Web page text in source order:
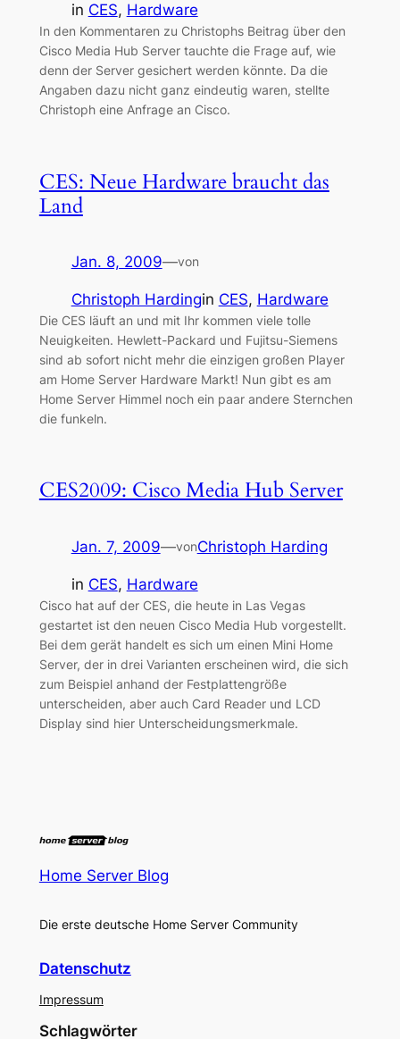
in CES, Hardware
In den Kommentaren zu Christophs Beitrag über den
Cisco Media Hub Server tauchte die Frage auf, wie
denn der Server gesichert werden könnte. Da die
Angaben dazu nicht ganz eindeutig waren, stellte
Christoph eine Anfrage an Cisco.
CES: Neue Hardware braucht das
Land
Jan. 8, 2009—von
Christoph Hardingin CES, Hardware
Die CES läuft an und mit Ihr kommen viele tolle
Neuigkeiten. Hewlett-Packard und Fujitsu-Siemens
sind ab sofort nicht mehr die einzigen großen Player
am Home Server Hardware Markt! Nun gibt es am
Home Server Himmel noch ein paar andere Sternchen
die funkeln.
CES2009: Cisco Media Hub Server
Jan. 7, 2009—vonChristoph Harding
in CES, Hardware
Cisco hat auf der CES, die heute in Las Vegas
gestartet ist den neuen Cisco Media Hub vorgestellt.
Bei dem gerät handelt es sich um einen Mini Home
Server, der in drei Varianten erscheinen wird, die sich
zum Beispiel anhand der Festplattengröße
unterscheiden, aber auch Card Reader und LCD
Display sind hier Unterscheidungsmerkmale.
Home Server Blog
Die erste deutsche Home Server Community
Datenschutz
Impressum
Schlagwörter